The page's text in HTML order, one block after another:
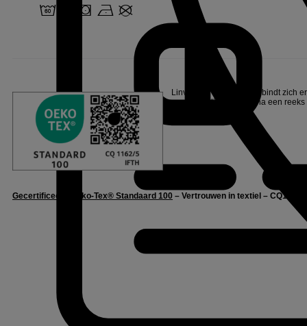
4 o s n U
Linvosges Hôtellerie verbindt zich
onafhankelijk instituut, na een
Gecertificeerd Oeko-Tex® Standaard 100 – Vertrouwen in textiel – CQ1162/